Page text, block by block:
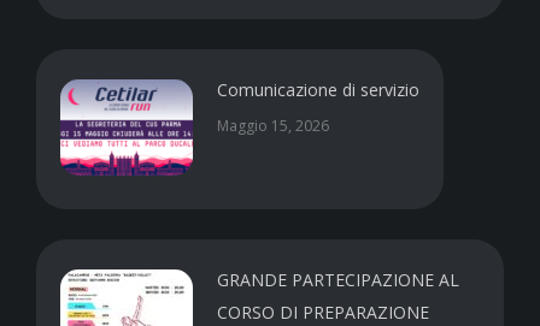
Comunicazione di servizio
Maggio 15, 2026
GRANDE PARTECIPAZIONE AL
CORSO DI PREPARAZIONE